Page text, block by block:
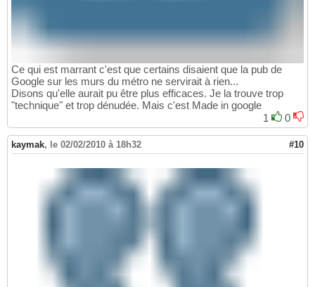
Ce qui est marrant c'est que certains disaient que la pub de
Google sur les murs du métro ne servirait à rien...
Disons qu'elle aurait pu être plus efficaces. Je la trouve trop
"technique" et trop dénudée. Mais c'est Made in google
1
0
kaymak, le 02/02/2010 à 18h32 #10